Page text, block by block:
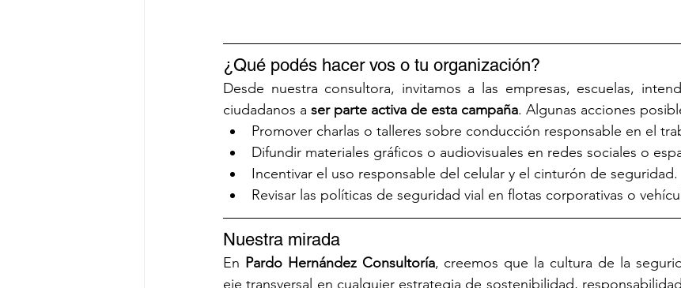
¿Qué podés hacer vos o tu organización?
Desde nuestra consultora, invitamos a las empresas, escuelas,
ciudadanos a ser parte activa de esta campaña. Algunas acciones
Promover charlas o talleres sobre conducción responsable en el
Difundir materiales gráficos o audiovisuales en redes sociales o
Incentivar el uso responsable del celular y el cinturón de seguridad.
Revisar las políticas de seguridad vial en flotas corporativas o
Nuestra mirada
En Pardo Hernández Consultoría, creemos que la cultura de la
eje transversal en cualquier estrategia de sostenibilidad,